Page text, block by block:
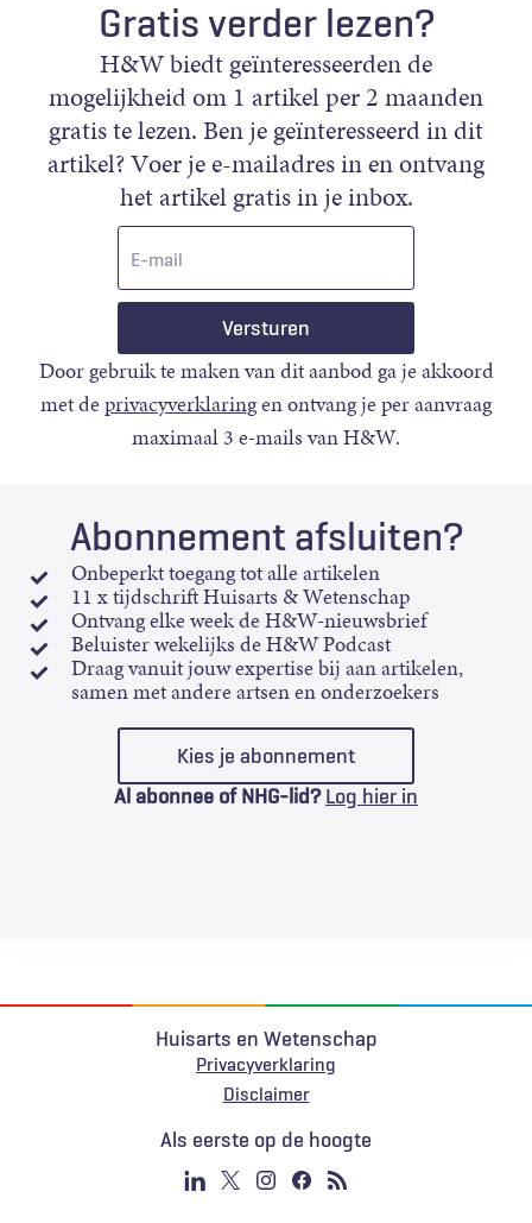
Gratis verder lezen?
H&W biedt geïnteresseerden de
mogelijkheid om 1 artikel per 2 maanden
gratis te lezen. Ben je geïnteresseerd in dit
artikel? Voer je e-mailadres in en ontvang
het artikel gratis in je inbox.
Door gebruik te maken van dit aanbod ga je akkoord
met deprivacyverklaringen ontvang je per aanvraag
maximaal 3 e-mails van H&W.
Abonnement afsluiten?
Onbeperkt toegang tot alle artikelen
11 x tijdschrift Huisarts & Wetenschap
Ontvang elke week de H&W-nieuwsbrief
Beluister wekelijks de H&W Podcast
Draag vanuit jouw expertise bij aan artikelen,
samen met andere artsen en onderzoekers
Kies je abonnement
Al abonnee of NHG-lid? Log hier in
Huisarts en Wetenschap
Privacyverklaring
Voet
Disclaimer
Als eerste op de hoogte